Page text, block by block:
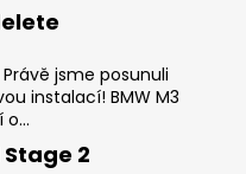
jsme posunuli
instalací! BMW M3
Stage 2